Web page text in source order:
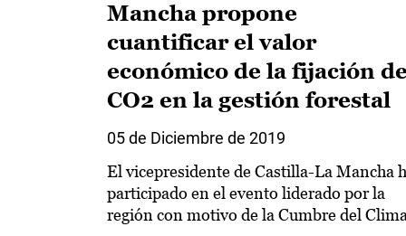
Mancha propone
cuantificar el valor
económico de la fijación de
CO2 en la gestión forestal
05 de Diciembre de 2019
El vicepresidente de Castilla-La Mancha
participado en el evento liderado por la
región con motivo de la Cumbre del Clima